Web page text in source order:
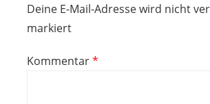
Deine E-Mail-Adresse wird nicht
markiert
Kommentar*